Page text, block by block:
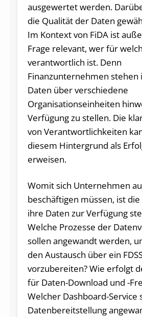
ausgewertet werden.
die Qualität der Daten
Im Kontext von FiDA ist
Frage relevant, wer für
verantwortlich ist. Denn
Finanzunternehmen stehen
Daten über verschiedene
Organisationseinheiten
Verfügung zu stellen. Die
von Verantwortlichkeiten
diesem Hintergrund als
erweisen.
Womit sich Unternehmen
beschäftigen müssen, ist die
ihre Daten zur Verfügung
Welche Prozesse der
sollen angewandt werden,
den Austausch über ein
vorzubereiten? Wie erfolgt
für Daten-Download und -
Welcher Dashboard-Service
Datenbereitstellung